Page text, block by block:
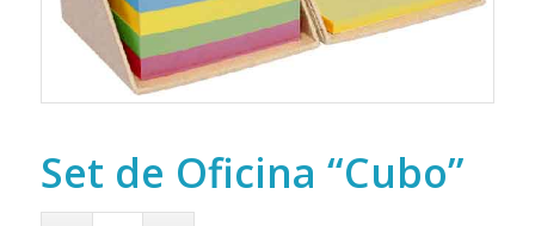
Set de Oficina “Cubo”